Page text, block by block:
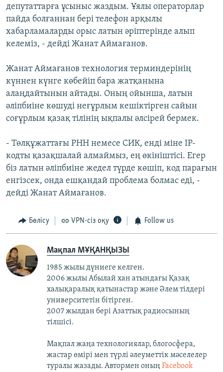
депутаттарға ұсыныс жаздым. Ұялы операторлар
пайда болғаннан бері телефон арқылы
хабарламаларды орыс латын әріптерінде алып
келеміз, - дейді Жанат Аймағанов.
Жанат Аймағанов технология терминдерінің
күннен күнге көбейіп бара жатқанына
алаңдайтынын айтады. Оның ойынша, латын
әліпбиіне көшуді неғұрлым кешіктірген сайын
соғұрлым қазақ тілінің ықпалы әлсірей бермек.
- Төлқұжаттағы РНН немесе СИК, енді міне IP-
кодты қазақшалай алмаймыз, ең өкініштісі. Егер
біз латын әліпбиіне жедел түрде көшіп, код парағын
енгізсек, онда ешқандай проблема болмас еді, -
дейді Жанат Аймағанов.
Бөлісу VPN-сіз оқу Follow us
Мақпал МҰҚАНҚЫЗЫ
1985 жылы дүниеге келген.
2006 жылы Абылай хан атындағы Қазақ
халықаралық қатынастар және Әлем тілдері
университетін бітірген.
2007 жылдан бері Азаттық радиосының
тілшісі.
Мақпал жаңа технологиялар, блогосфера,
жастар өмірі мен түрлі әлеуметтік мәселелер
туралы жазады. Автормен оныңFacebook